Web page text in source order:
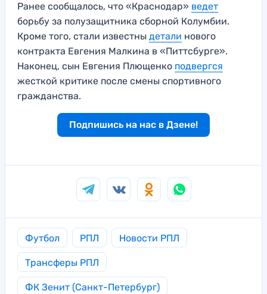
Ранее сообщалось, что «Краснодар» ведет
борьбу за полузащитника сборной Колумбии.
Кроме того, стали известны детали нового
контракта Евгения Малкина в «Питтсбурге».
Наконец, сын Евгения Плющенко подвергся
жесткой критике после смены спортивного
гражданства.
Подпишись на нас в Дзене!
Футбол РПЛ Новости РПЛ
Трансферы РПЛ
ФК Зенит (Санкт-Петербург)